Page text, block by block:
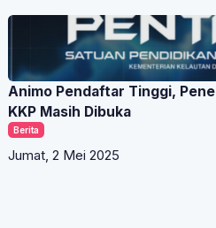
Animo Pendaftar Tinggi,
KKP Masih Dibuka
Berita
Jumat, 2 Mei 2025